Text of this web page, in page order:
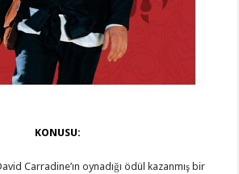
KONUSU:
Carradine’ın oynadığı ödül kazanmış bir